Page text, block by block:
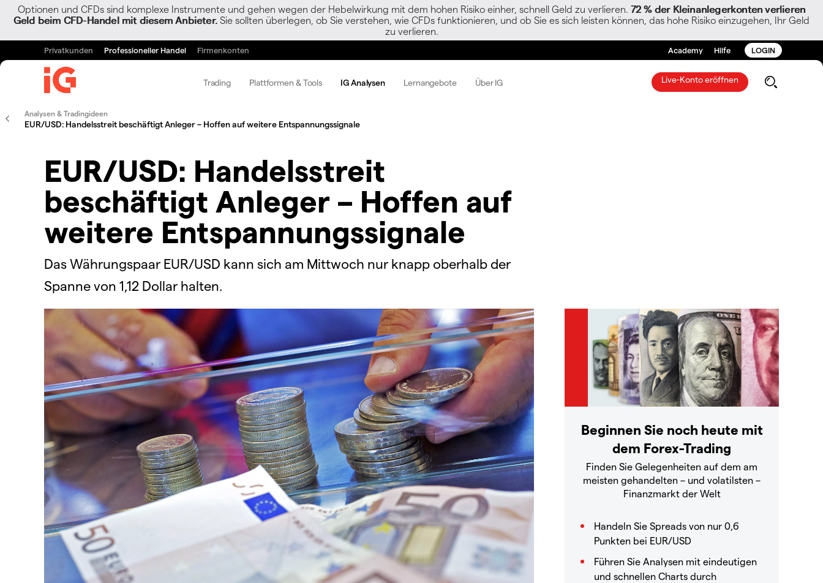
Optionen und CFDs sind komplexe Instrumente und gehen wegen der Hebelwirkung mit dem hohen Risiko einher, schnell Geld zu verlieren. 72 % der Kleinanlegerkonten verlieren
Geld beim CFD-Handel mit diesem Anbieter. Sie sollten überlegen, ob Sie verstehen, wie CFDs funktionieren, und ob Sie es sich leisten können, das hohe Risiko einzugehen, Ihr Geld
zu verlieren.
Privatkunden Professioneller Handel Firmenkonten Academy Hilfe LOGIN
Trading Plattformen & Tools IG Analysen Lernangebote Über IG Live-Konto eröffnen
Analysen & Tradingideen
EUR/USD: Handelsstreit beschäftigt Anleger – Hoffen auf weitere Entspannungssignale
EUR/USD: Handelsstreit
beschäftigt Anleger – Hoffen auf
weitere Entspannungssignale
Das Währungspaar EUR/USD kann sich am Mittwoch nur knapp oberhalb der
Spanne von 1,12 Dollar halten.
Beginnen Sie noch heute mit
dem Forex-Trading
Finden Sie Gelegenheiten auf dem am
meisten gehandelten – und volatilsten –
Finanzmarkt der Welt
Handeln Sie Spreads von nur 0,6
Punkten bei EUR/USD
Führen Sie Analysen mit eindeutigen
und schnellen Charts durch